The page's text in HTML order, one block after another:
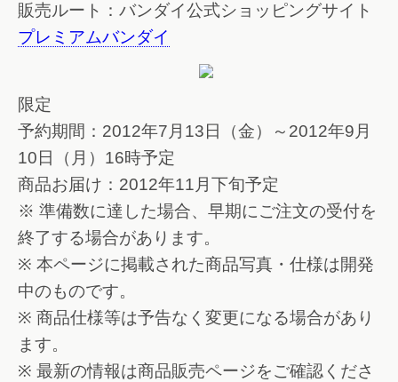
販売ルート：バンダイ公式ショッピングサイト
プレミアムバンダイ
限定
予約期間：2012年7月13日（金）～2012年9月
10日（月）16時予定
商品お届け：2012年11月下旬予定
※ 準備数に達した場合、早期にご注文の受付を
終了する場合があります。
※ 本ページに掲載された商品写真・仕様は開発
中のものです。
※ 商品仕様等は予告なく変更になる場合があり
ます。
※ 最新の情報は商品販売ページをご確認くださ